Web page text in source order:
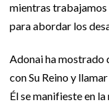
mientras trabajamos
para abordar los
Adonai ha mostrado
con Su Reino y
Él se manifieste en